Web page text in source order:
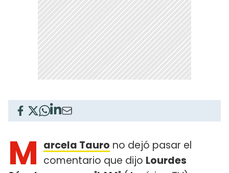
M arcela Tauro no dejó pasar el
comentario que dijo Lourdes